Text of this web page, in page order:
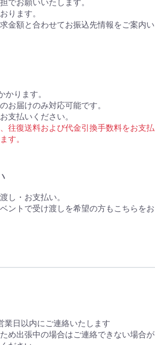
でお願いいたします。
ります。
金額と合わせてお振込先情報をご案内い
ります。
お届けのみ対応可能です。
支払いください。
往復送料および代金引換手数料をお支払
す。
し・お支払い。
ントで受け渡しを希望の方もこちらをお
業日以内にご連絡いたします
め出張中の場合はご連絡できない場合が